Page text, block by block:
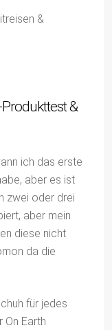
&
ich das erste
aber es ist
zwei oder drei
aber mein
diese nicht
da die